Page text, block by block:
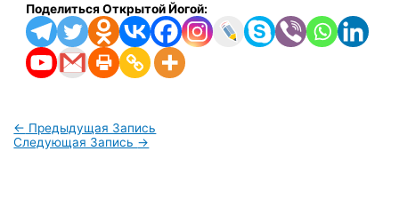
Поделиться Открытой Йогой:
← Предыдущая Запись
Следующая Запись →